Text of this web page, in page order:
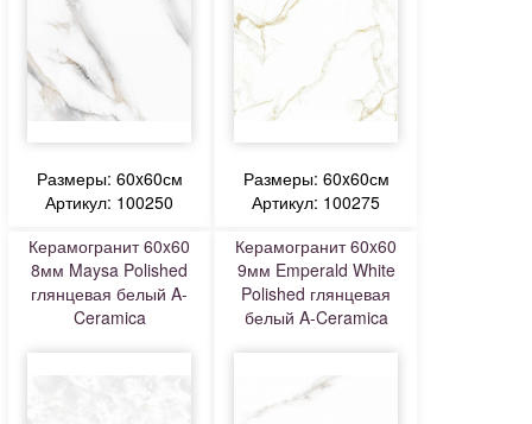
Размеры: 60x60см
Артикул: 100250
Размеры: 60x60см
Артикул: 100275
Керамогранит 60x60
8мм Maysa Polished
глянцевая белый A-
Ceramica
Керамогранит 60x60
9мм Emperald White
Polished глянцевая
белый A-Ceramica